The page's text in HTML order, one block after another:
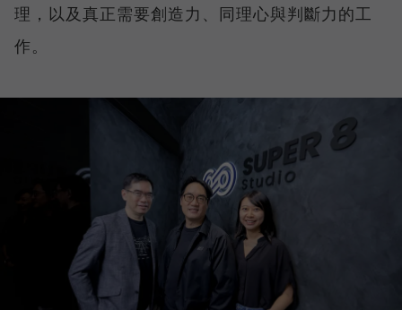
理，以及真正需要創造力、同理心與判斷力的工
作。